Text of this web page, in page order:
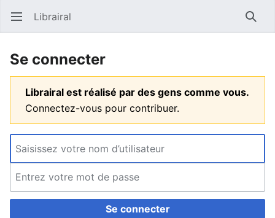
Ouvrir le menu principal Librairal
Se connecter
Librairal est réalisé par des gens comme vous.
Connectez-vous pour contribuer.
Se connecter